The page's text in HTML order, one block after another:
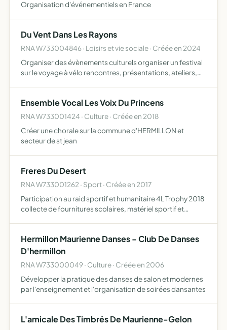
Organisation d'événementiels en France
Du Vent Dans Les Rayons
RNA W733004846 · Loisirs et vie sociale · Créée en 2024
Organiser des évènements culturels organiser un festival
sur le voyage à vélo rencontres, présentations, ateliers,
Ensemble Vocal Les Voix Du Princens
RNA W733001424 · Culture · Créée en 2018
Créer une chorale sur la commune d'HERMILLON et
secteur de st jean
Freres Du Desert
RNA W733001262 · Sport · Créée en 2017
Participation au raid sportif et humanitaire 4L Trophy 2018
collecte de fournitures scolaires, matériel sportif et
Hermillon Maurienne Danses - Club De Danses
D'hermillon
RNA W733000049 · Culture · Créée en 2006
Développer la pratique des danses de salon et modernes
par l'enseignement et l'organisation de soirées dansantes
L'amicale Des Timbrés De Maurienne-Gelon